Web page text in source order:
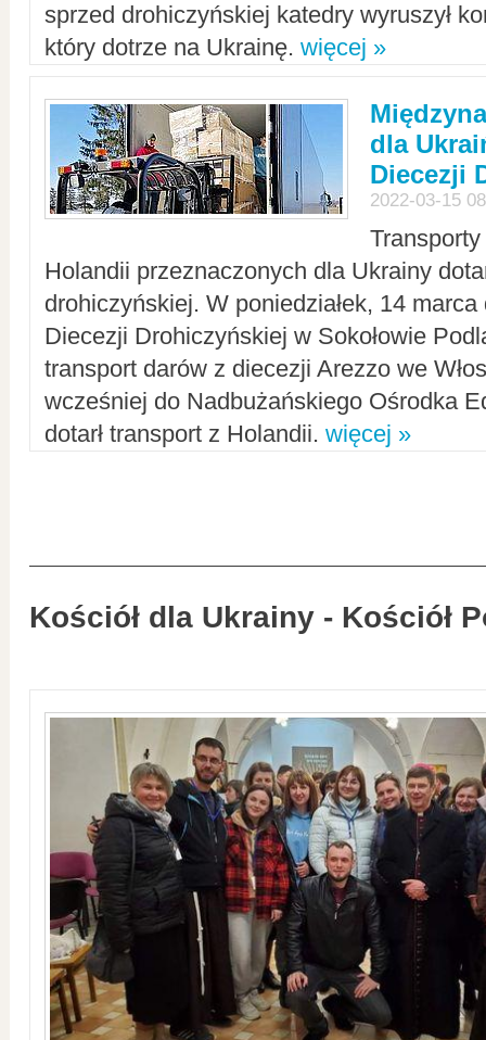
sprzed drohiczyńskiej katedry wyruszył
który dotrze na Ukrainę. więcej »
dla
Diecezji
2022-03-15
Holandii przeznaczonych dla Ukrainy
drohiczyńskiej. W poniedziałek, 14
Diecezji Drohiczyńskiej w Sokołowie
transport darów z diecezji Arezzo we
wcześniej do Nadbużańskiego Ośrodka
dotarł transport z Holandii. więcej »
Kościół dla Ukrainy - Kościół